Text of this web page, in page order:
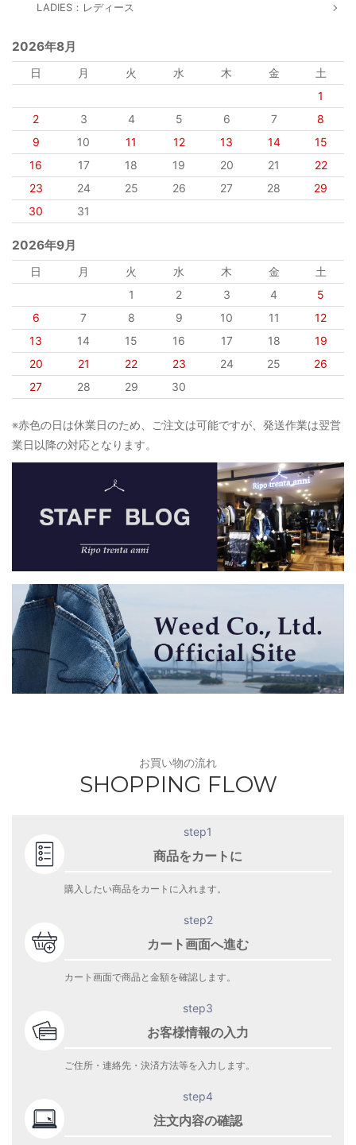
LADIES：レディース
2026年8月
日 月 火 水 木 金
土
1
2
3 4 5 6 7
8
9
10 11 12 13 14
15
16
17 18 19 20 21
22
23
24 25 26 27 28
29
30
31
2026年9月
日 月 火 水 木 金
土
1
2 3 4
5
6
7 8 9 10 11
12
13
14 15 16 17 18
19
20
21 22 23 24 25
26
27
28 29 30
※赤色の日は休業日のため、ご注文は可能ですが、発送作業は翌営
業日以降の対応となります。
お買い物の流れ
SHOPPING FLOW
step1
商品をカートに
購入したい商品をカートに入れます。
step2
カート画面へ進む
カート画面で商品と金額を確認します。
step3
お客様情報の入力
ご住所・連絡先・決済方法等を入力します。
step4
注文内容の確認